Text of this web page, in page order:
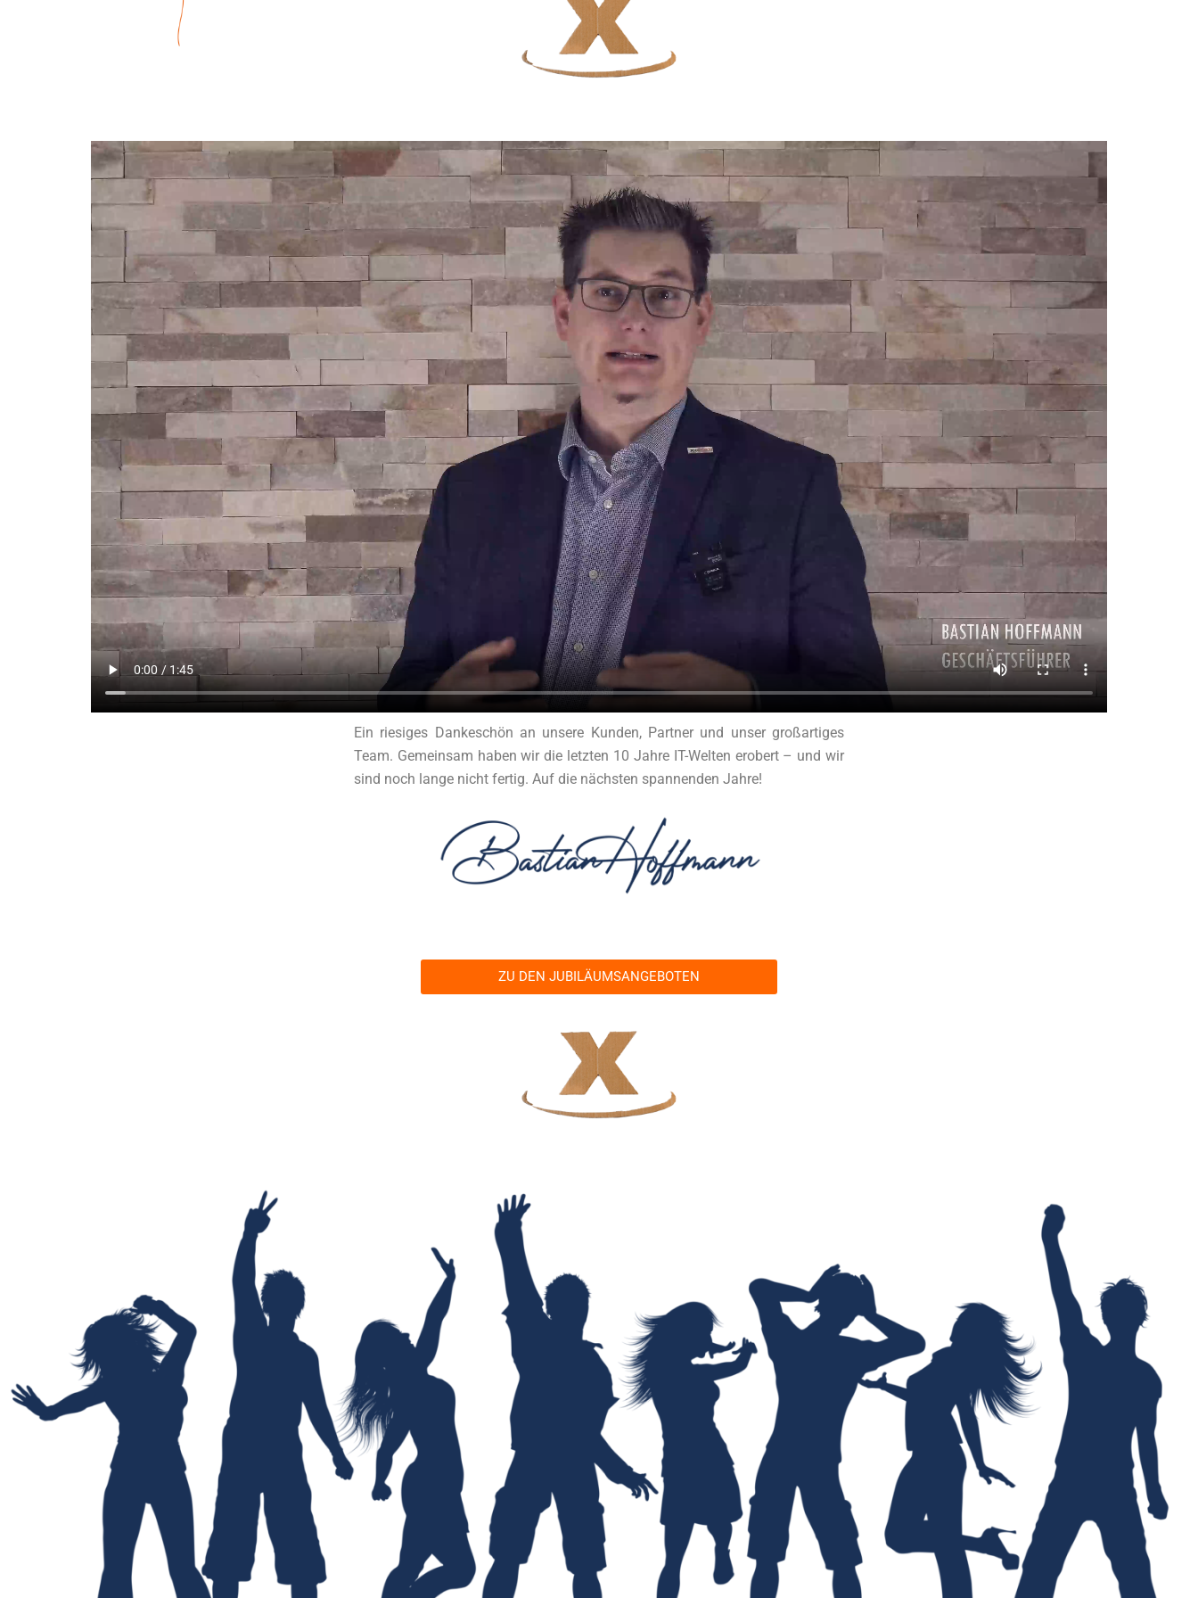
Ein riesiges Dankeschön an unsere Kunden, Partner und unser großartiges
Team. Gemeinsam haben wir die letzten 10 Jahre IT-Welten erobert – und wir
sind noch lange nicht fertig. Auf die nächsten spannenden Jahre!
ZU DEN JUBILÄUMSANGEBOTEN